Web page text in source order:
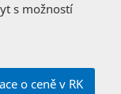
s možností
o ceně v RK